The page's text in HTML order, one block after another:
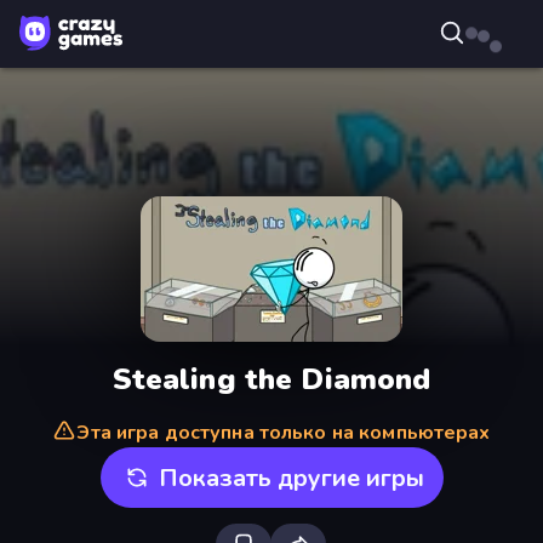
Stealing the Diamond
Эта игра доступна только на компьютерах
Показать другие игры